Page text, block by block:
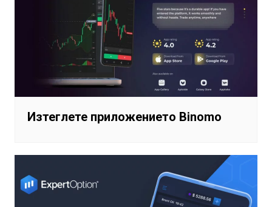
Изтеглете приложението Binomo